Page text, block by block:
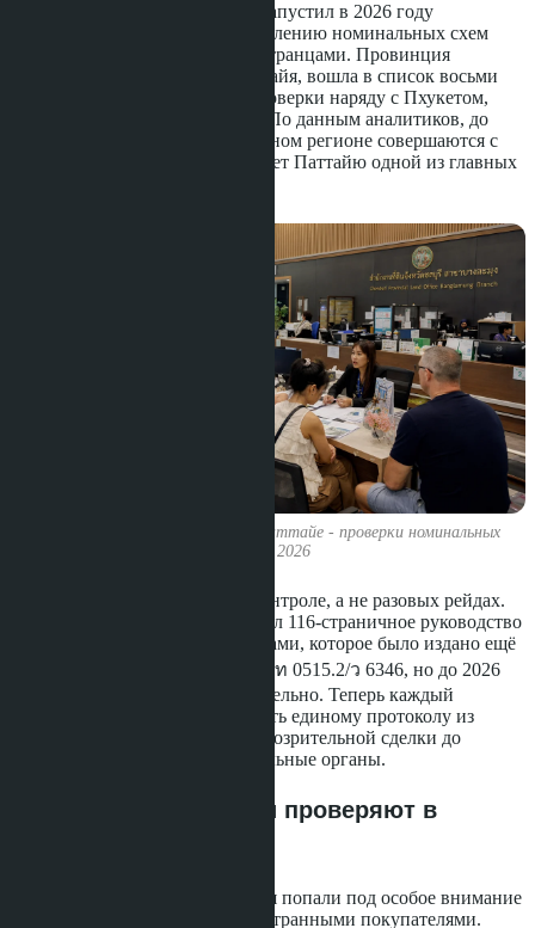
Департамент земель Таиланда запустил в 2026 году
масштабную кампанию по выявлению номинальных схем
владения недвижимостью иностранцами. Провинция
Чонбури, где расположена Паттайя, вошла в список восьми
приоритетных регионов для проверки наряду с Пхукетом,
Сураттани, Краби и Районгом. По данным аналитиков, до
60% сделок с виллами в Восточном регионе совершаются с
участием иностранцев, что делает Паттайю одной из главных
Офис Департамента земель в Паттайе - проверки номинальных
сделок 2026
Речь идёт о систематическом контроле, а не разовых рейдах.
Департамент земель активировал 116-страничное руководство
по борьбе с подставными сделками, которое было издано ещё
в марте 2023 года циркуляром มท 0515.2/ว 6346, но до 2026
года применялось непоследовательно. Теперь каждый
земельный офис обязан следовать единому протоколу из
десяти шагов: от выявления подозрительной сделки до
передачи дела в правоохранительные органы.
Какие районы Паттайи проверяют в
Пратамнак и Восточная Паттайя попали под особое внимание
из-за концентрации вилл с иностранными покупателями.